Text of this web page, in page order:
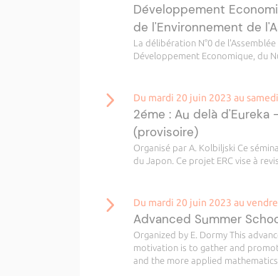
Développement
de l'Environnement de
La délibération N°0 de
Développement Economique, du
Du mardi 20 juin 2023 au
2éme : Au delà
(provisoire)
Organisé par A. Kolbiljski Ce
du Japon. Ce projet ERC vise à
Du mardi 20 juin 2023 au
Advanced Summer
Organized by E. Dormy This
motivation is to gather and
and the more applied mathematics.